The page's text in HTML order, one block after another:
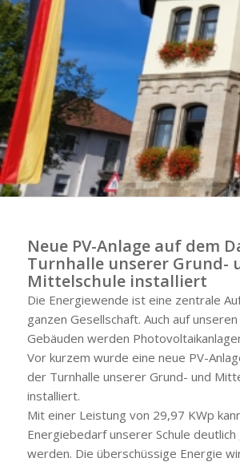
Neue PV-Anlage auf dem
Turnhalle unserer Grund-
Mittelschule installiert
Die Energiewende ist eine zentrale
ganzen Gesellschaft. Auch auf
Gebäuden werden
Vor kurzem wurde eine neue PV-
der Turnhalle unserer Grund- und
installiert.
Mit einer Leistung von 29,97 KWp
Energiebedarf unserer Schule
werden. Die überschüssige Energie